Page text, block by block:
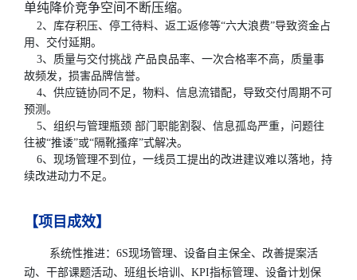
单纯降价竞争空间不断压缩。
2、库存积压、停工待料、返工返修等“六大浪费”导致资金占
用、交付延期。
3、质量与交付挑战 产品良品率、一次合格率不高，质量事
故频发，损害品牌信誉。
4、供应链协同不足，物料、信息流错配，导致交付周期不可
预测。
5、组织与管理瓶颈 部门职能割裂、信息孤岛严重，问题往
往被“推诿”或“隔靴搔痒”式解决。
6、现场管理不到位，一线员工提出的改进建议难以落地，持
续改进动力不足。
【项目成效】
系统性推进：6S现场管理、设备自主保全、改善提案活
动、干部课题活动、班组长培训、KPI指标管理、设备计划保